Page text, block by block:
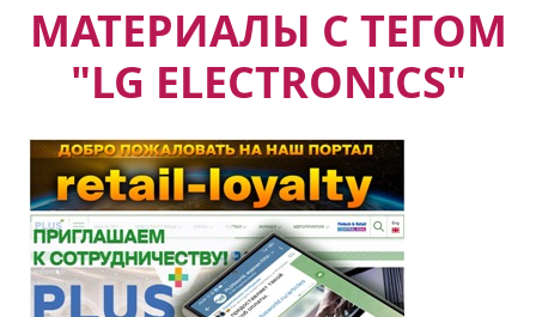
МАТЕРИАЛЫ С ТЕГОМ
"LG ELECTRONICS"